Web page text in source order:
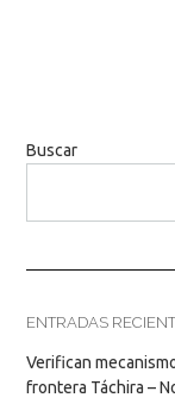
Buscar
ENTRADAS
Verifican
frontera Táchira –